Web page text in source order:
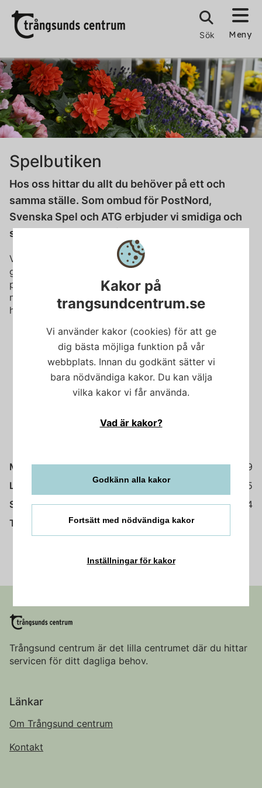
Kakor på
trangsundcentrum.se
Vi använder kakor (cookies) för att ge
dig bästa möjliga funktion på vår
webbplats. Innan du godkänt sätter vi
bara nödvändiga kakor. Du kan välja
vilka kakor vi får använda.
Vad är kakor?
Godkänn alla kakor
Fortsätt med nödvändiga kakor
Inställningar för kakor
Sök Meny
Spelbutiken
Hos oss hittar du allt du behöver på ett och
samma ställe. Som ombud för PostNord,
Svenska Spel och ATG erbjuder vi smidiga och
snabba tjänster för både vardag och fritid.
Vi har även ett brett utbud av tobaksvaror, smarrigt
godis, glass och kalla drycker – perfekt för en snabb
paus eller ett spontant snacksinköp. Vår butik är liten
men full av omtanke och personlig service. Vi finns
här för att göra din dag lite enklare och lite godare.
Måndag-fredag
10-19
Lördag
10-15
Söndag
11-14
Telefon
08-771 43 33
Trångsund centrum är det lilla centrumet där du hittar
servicen för ditt dagliga behov.
Länkar
Om Trångsund centrum
Kontakt